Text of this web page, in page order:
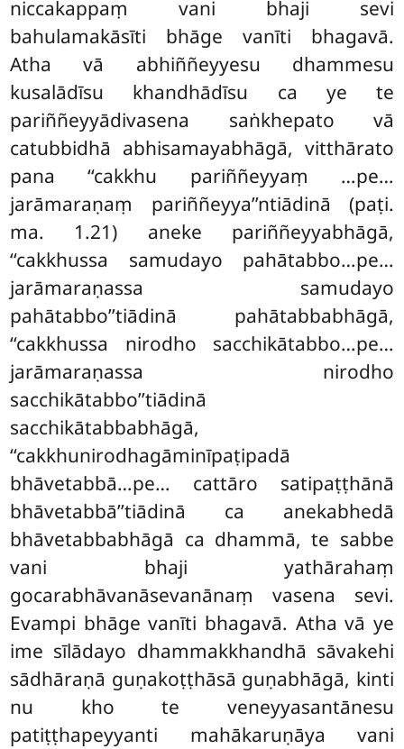
niccakappaṃ vani bhaji sevi
bahulamakāsīti bhāge vanīti bhagavā.
Atha vā abhiññeyyesu dhammesu
kusalādīsu khandhādīsu ca ye te
pariññeyyādivasena saṅkhepato vā
catubbidhā abhisamayabhāgā, vitthārato
pana ‘‘cakkhu pariññeyyaṃ …pe…
jarāmaraṇaṃ pariññeyya’’ntiādinā (paṭi.
ma. 1.21) aneke pariññeyyabhāgā,
‘‘cakkhussa samudayo pahātabbo…pe…
jarāmaraṇassa samudayo
pahātabbo’’tiādinā pahātabbabhāgā,
‘‘cakkhussa nirodho sacchikātabbo…pe…
jarāmaraṇassa nirodho
sacchikātabbo’’tiādinā
sacchikātabbabhāgā,
‘‘cakkhunirodhagāminīpaṭipadā
bhāvetabbā…pe… cattāro satipaṭṭhānā
bhāvetabbā’’tiādinā ca anekabhedā
bhāvetabbabhāgā ca dhammā, te sabbe
vani bhaji yathārahaṃ
gocarabhāvanāsevanānaṃ vasena sevi.
Evampi bhāge vanīti bhagavā. Atha vā ye
ime sīlādayo dhammakkhandhā sāvakehi
sādhāraṇā guṇakoṭṭhāsā guṇabhāgā, kinti
nu kho te veneyyasantānesu
patiṭṭhapeyyanti mahākaruṇāya vani